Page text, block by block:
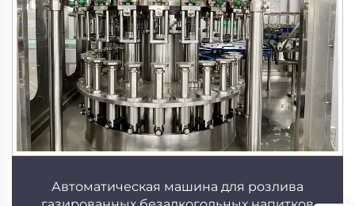
Автоматическая машина для розлива